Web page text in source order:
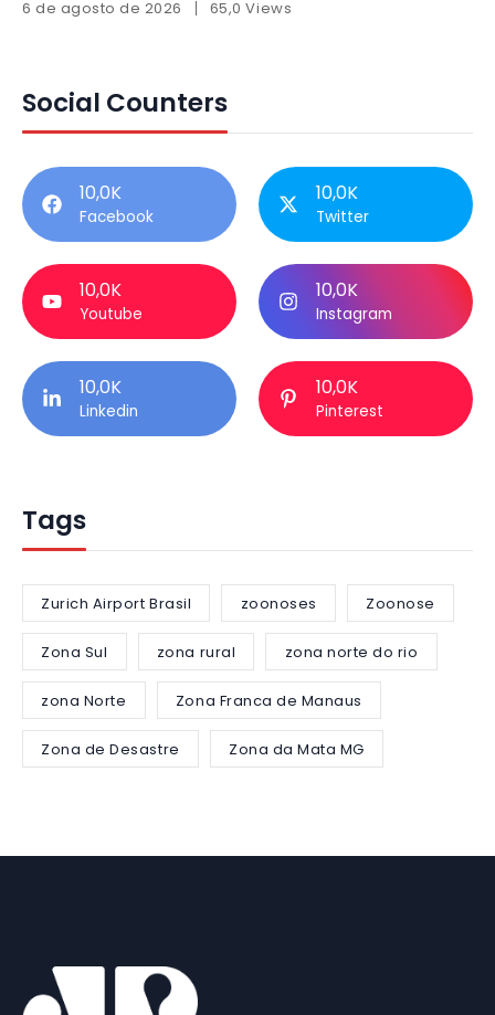
6 de agosto de 2026 65,0 Views
Social Counters
10,0K
Facebook
10,0K
Twitter
10,0K
Youtube
10,0K
Instagram
10,0K
Linkedin
10,0K
Pinterest
Tags
Zurich Airport Brasil zoonoses Zoonose
Zona Sul zona rural zona norte do rio
zona Norte Zona Franca de Manaus
Zona de Desastre Zona da Mata MG